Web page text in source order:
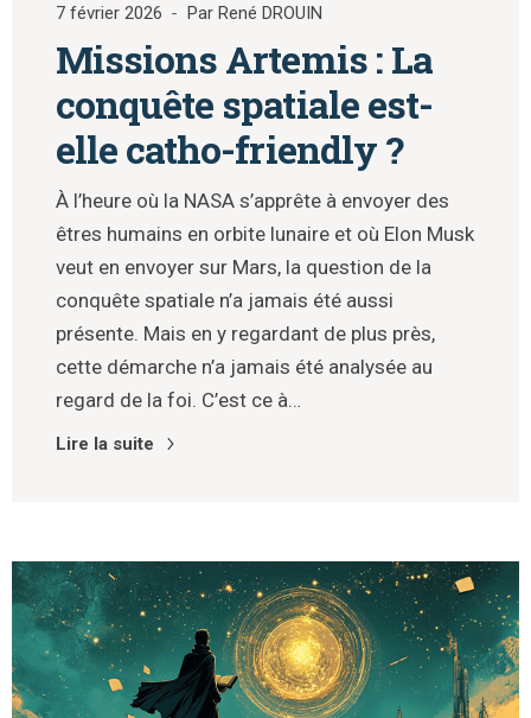
7 février 2026 Par René DROUIN
Missions Artemis : La
conquête spatiale est-
elle catho-friendly ?
À l’heure où la NASA s’apprête à envoyer des
êtres humains en orbite lunaire et où Elon Musk
veut en envoyer sur Mars, la question de la
conquête spatiale n’a jamais été aussi
présente. Mais en y regardant de plus près,
cette démarche n’a jamais été analysée au
regard de la foi. C’est ce à…
Lire la suite